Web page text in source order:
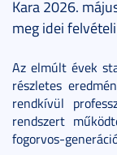
Kara 2026.
meg idei
Az elmúlt évek
részletes
rendkívül
rendszert
fogorvos-